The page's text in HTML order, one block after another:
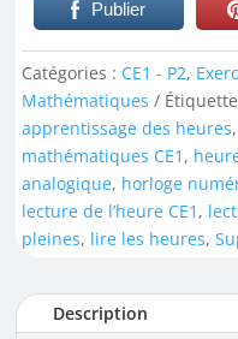
Publier
Catégories : CE1 - P2,
Mathématiques
apprentissage des heures,
mathématiques CE1 ,
analogique, horloge
lecture de l’heure CE1 ,
pleines, lire les heures,
Description